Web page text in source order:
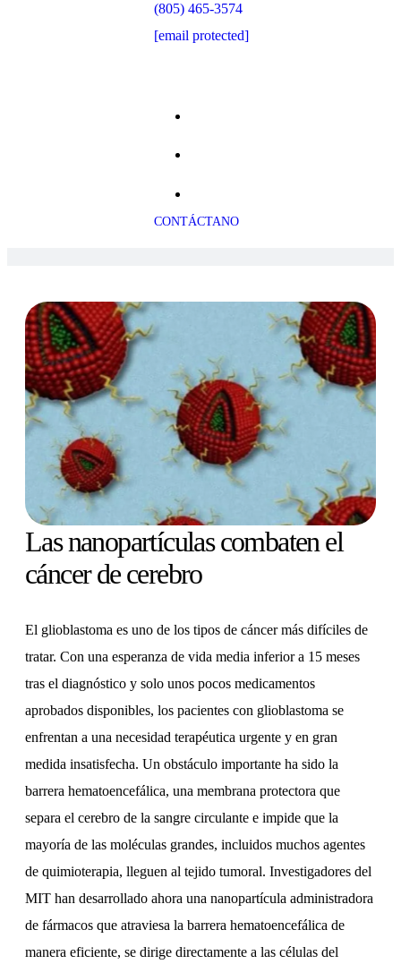
(805) 465-3574
[email protected]
CONTÁCTANO
Las nanopartículas combaten el
cáncer de cerebro
El glioblastoma es uno de los tipos de cáncer más difíciles de
tratar. Con una esperanza de vida media inferior a 15 meses
tras el diagnóstico y solo unos pocos medicamentos
aprobados disponibles, los pacientes con glioblastoma se
enfrentan a una necesidad terapéutica urgente y en gran
medida insatisfecha. Un obstáculo importante ha sido la
barrera hematoencefálica, una membrana protectora que
separa el cerebro de la sangre circulante e impide que la
mayoría de las moléculas grandes, incluidos muchos agentes
de quimioterapia, lleguen al tejido tumoral. Investigadores del
MIT han desarrollado ahora una nanopartícula administradora
de fármacos que atraviesa la barrera hematoencefálica de
manera eficiente, se dirige directamente a las células del